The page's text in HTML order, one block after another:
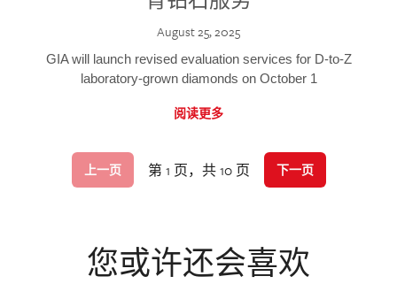
August 25, 2025
GIA will launch revised evaluation services for D-to-Z
laboratory-grown diamonds on October 1
阅读更多
上一页 第 1 页，共 10 页 下一页
您或许还会喜欢